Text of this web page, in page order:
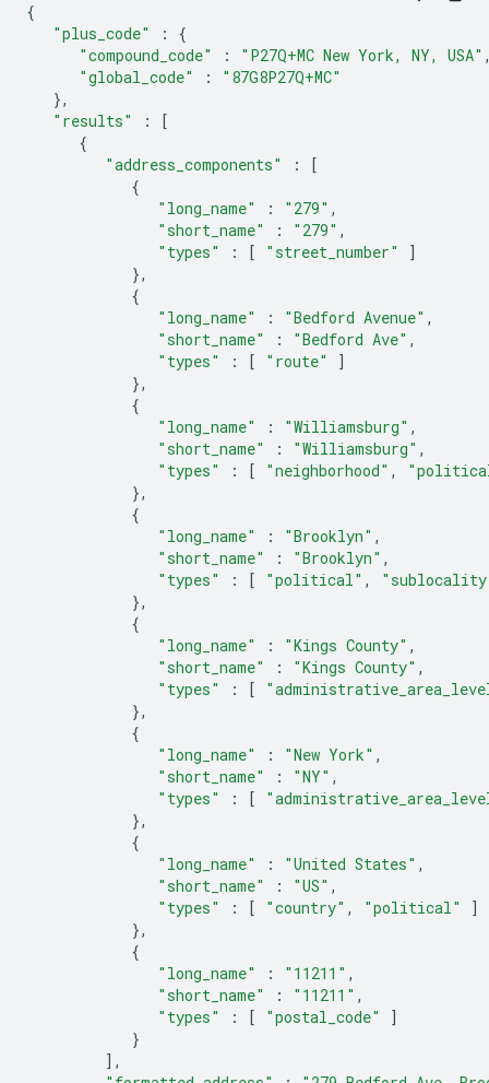
{
"plus_code"
:
{
"compound_code"
: "P27Q+MC New York, NY, USA"
"global_code"
:
"87G8P27Q+MC"
},
"results"
:
[
{
"address_components"
:
[
{
"long_name"
: "279" ,
"short_name"
: "279" ,
"types"
: [ "street_number"
]
},
{
"long_name"
: "Bedford Avenue" ,
"short_name"
: "Bedford Ave" ,
"types"
: [ "route"
]
},
{
"long_name"
: "Williamsburg" ,
"short_name"
: "Williamsburg" ,
"types"
: [ "neighborhood" ,
},
{
"long_name"
: "Brooklyn" ,
"short_name"
: "Brooklyn" ,
"types"
: [ "political" ,
},
{
"long_name"
: "Kings County" ,
"short_name"
: "Kings County" ,
"types"
: [
},
{
"long_name"
: "New York" ,
"short_name"
: "NY" ,
"types"
: [
},
{
"long_name"
: "United States" ,
"short_name"
: "US" ,
"types"
: [ "country" , "political"
]
},
{
"long_name"
: "11211" ,
"short_name"
: "11211" ,
"types"
: [ "postal_code"
]
}
],